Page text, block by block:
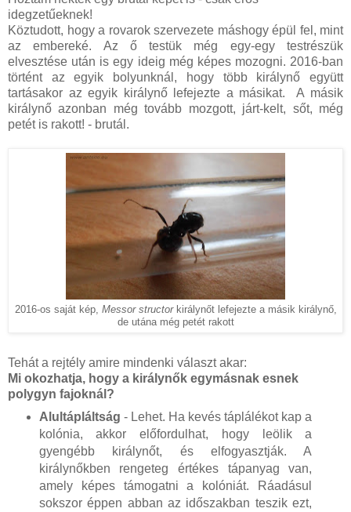
idegzetűeknek!
Köztudott, hogy a rovarok szervezete máshogy épül fel, mint
az embereké. Az ő testük még egy-egy testrészük
elvesztése után is egy ideig még képes mozogni. 2016-ban
történt az egyik bolyunknál, hogy több királynő együtt
tartásakor az egyik királynő lefejezte a másikat. A másik
királynő azonban még tovább mozgott, járt-kelt, sőt, még
petét is rakott! - brutál.
2016-os saját kép, Messor structorkirálynőt lefejezte a másik királynő,
de utána még petét rakott
Tehát a rejtély amire mindenki választ akar:
Mi okozhatja, hogy a királynők egymásnak esnek
polygyn fajoknál?
Alultápláltság - Lehet. Ha kevés táplálékot kap a
kolónia, akkor előfordulhat, hogy leölik a
gyengébb királynőt, és elfogyasztják. A
királynőkben rengeteg értékes tápanyag van,
amely képes támogatni a kolóniát. Ráadásul
sokszor éppen abban az időszakban teszik ezt,